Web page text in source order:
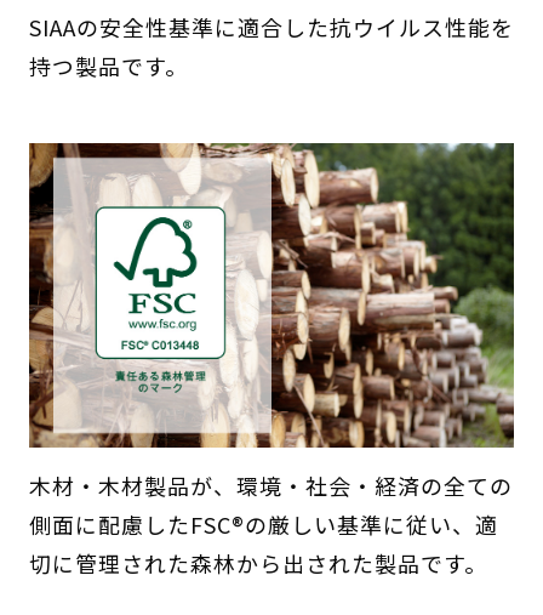
SIAAの安全性基準に適合した抗ウイルス性能を
持つ製品です。
木材・木材製品が、環境・社会・経済の全ての
側面に配慮したFSC®の厳しい基準に従い、適
切に管理された森林から出された製品です。